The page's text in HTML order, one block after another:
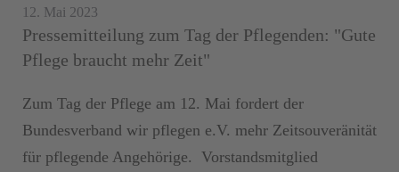
12. Mai 2023
Pressemitteilung zum Tag der Pflegenden: "Gute
Pflege braucht mehr Zeit"
Zum Tag der Pflege am 12. Mai fordert der
Bundesverband wir pflegen e.V. mehr Zeitsouveränität
für pflegende Angehörige. Vorstandsmitglied